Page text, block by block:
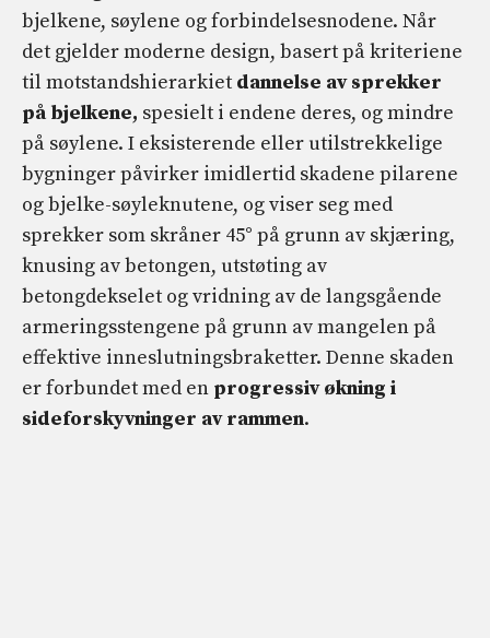
bjelkene, søylene og forbindelsesnodene. Når
det gjelder moderne design, basert på kriteriene
til motstandshierarkiet dannelse av sprekker
på bjelkene, spesielt i endene deres, og mindre
på søylene. I eksisterende eller utilstrekkelige
bygninger påvirker imidlertid skadene pilarene
og bjelke-søyleknutene, og viser seg med
sprekker som skråner 45° på grunn av skjæring,
knusing av betongen, utstøting av
betongdekselet og vridning av de langsgående
armeringsstengene på grunn av mangelen på
effektive inneslutningsbraketter. Denne skaden
er forbundet med en progressiv økning i
sideforskyvninger av rammen.